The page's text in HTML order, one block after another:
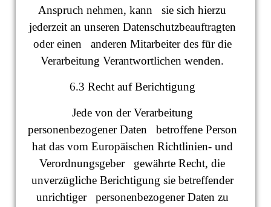
Anspruch nehmen, kann sie sich hierzu
jederzeit an unseren Datenschutzbeauftragten
oder einen anderen Mitarbeiter des für die
Verarbeitung Verantwortlichen wenden.
6.3 Recht auf Berichtigung
Jede von der Verarbeitung
personenbezogener Daten betroffene Person
hat das vom Europäischen Richtlinien- und
Verordnungsgeber gewährte Recht, die
unverzügliche Berichtigung sie betreffender
unrichtiger personenbezogener Daten zu